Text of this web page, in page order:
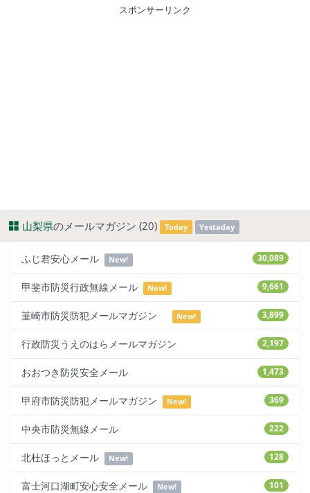
スポンサーリンク
山梨県のメールマガジン (20) Today Yestaday
30,089
ふじ君安心メール New!
9,661
甲斐市防災行政無線メール New!
3,899
韮崎市防災防犯メールマガジン New!
2,197
行政防災うえのはらメールマガジン
1,473
おおつき防災安全メール
369
甲府市防災防犯メールマガジン New!
222
中央市防災無線メール
128
北杜ほっとメール New!
101
富士河口湖町安心安全メール New!